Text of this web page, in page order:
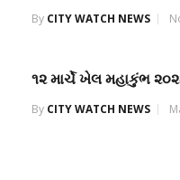
By CITY WATCH NEWS
૧૨ માર્ચે ખેલ મહાકુંભ
By CITY WATCH NEWS